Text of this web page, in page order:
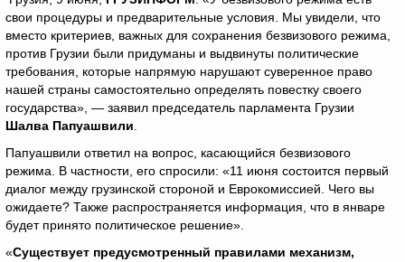
свои процедуры и предварительные условия. Мы увидели, что
вместо критериев, важных для сохранения безвизового режима,
против Грузии были придуманы и выдвинуты политические
требования, которые напрямую нарушают суверенное право
нашей страны самостоятельно определять повестку своего
государства», — заявил председатель парламента Грузии
Шалва Папуашвили
Папуашвили ответил на вопрос, касающийся безвизового
режима. В частности, его спросили: «11 июня состоится первый
диалог между грузинской стороной и Еврокомиссией. Чего вы
ожидаете? Также распространяется информация, что в январе
будет принято политическое решение».
«Существует предусмотренный правилами механизм,